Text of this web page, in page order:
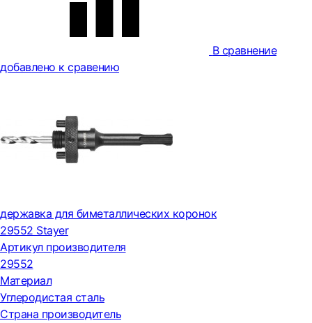
В сравнение
добавлено к сравению
державка для биметаллических коронок
29552 Stayer
Артикул производителя
29552
Материал
Углеродистая сталь
Страна производитель